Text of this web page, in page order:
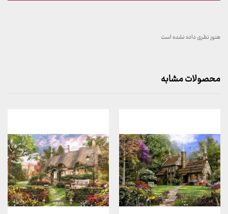
هنوز نظری داده نشده است
محصولات مشابه